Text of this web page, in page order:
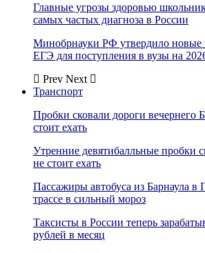
Главные угрозы здоровью
самых частых диагноза в России
Минобрнауки РФ утвердило
ЕГЭ для поступления в вузы на
Prev Next
Транспорт
Пробки сковали дороги вечернего
стоит ехать
Утренние девятибалльные пробки
не стоит ехать
Пассажиры автобуса из Барнаула в
трассе в сильный мороз
Таксисты в России теперь
рублей в месяц